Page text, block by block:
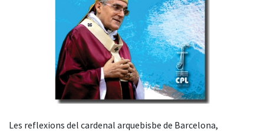
Les reflexions del cardenal arquebisbe de Barcelona,